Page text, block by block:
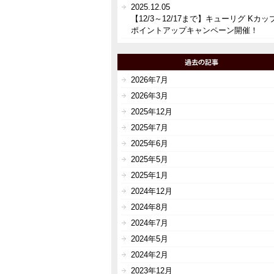
2025.12.05
【12/3～12/17まで】キューリグ Kカッ
ポイントアップキャンペーン開催！
2026年7月
2026年3月
2025年12月
2025年7月
2025年6月
2025年5月
2025年1月
2024年12月
2024年8月
2024年7月
2024年5月
2024年2月
2023年12月